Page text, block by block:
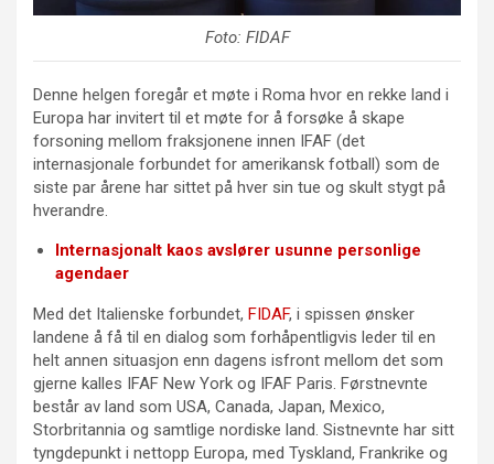
Foto: FIDAF
Denne helgen foregår et møte i Roma hvor en rekke land i
Europa har invitert til et møte for å forsøke å skape
forsoning mellom fraksjonene innen IFAF (det
internasjonale forbundet for amerikansk fotball) som de
siste par årene har sittet på hver sin tue og skult stygt på
hverandre.
Internasjonalt kaos avslører usunne personlige
agendaer
Med det Italienske forbundet, FIDAF, i spissen ønsker
landene å få til en dialog som forhåpentligvis leder til en
helt annen situasjon enn dagens isfront mellom det som
gjerne kalles IFAF New York og IFAF Paris. Førstnevnte
består av land som USA, Canada, Japan, Mexico,
Storbritannia og samtlige nordiske land. Sistnevnte har sitt
tyngdepunkt i nettopp Europa, med Tyskland, Frankrike og